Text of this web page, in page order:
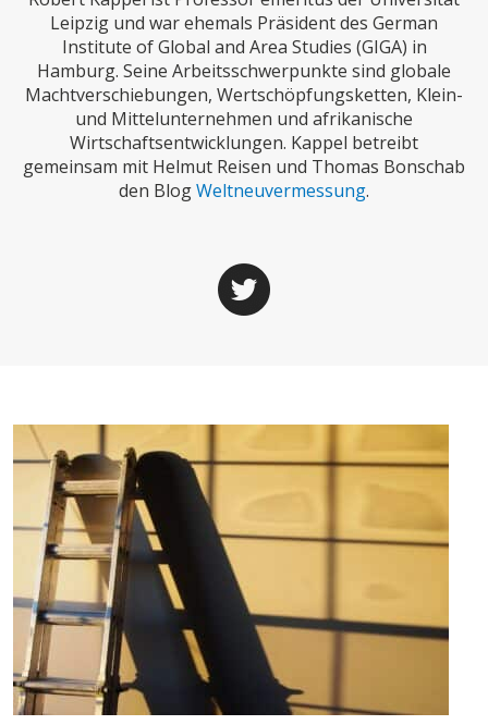
SUCHE
ABO/LOGIN
INDUSTRIEPOLITIK
ENERGIE & UMWELT
Leipzig und war ehemals Präsident des German
Institute of Global and Area Studies (GIGA) in
Hamburg. Seine Arbeitsschwerpunkte sind globale
Machtverschiebungen, Wertschöpfungsketten, Klein-
und Mittelunternehmen und afrikanische
Wirtschaftsentwicklungen. Kappel betreibt
gemeinsam mit Helmut Reisen und Thomas Bonschab
den BlogWeltneuvermessung.